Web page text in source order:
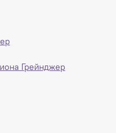
Грейнджер